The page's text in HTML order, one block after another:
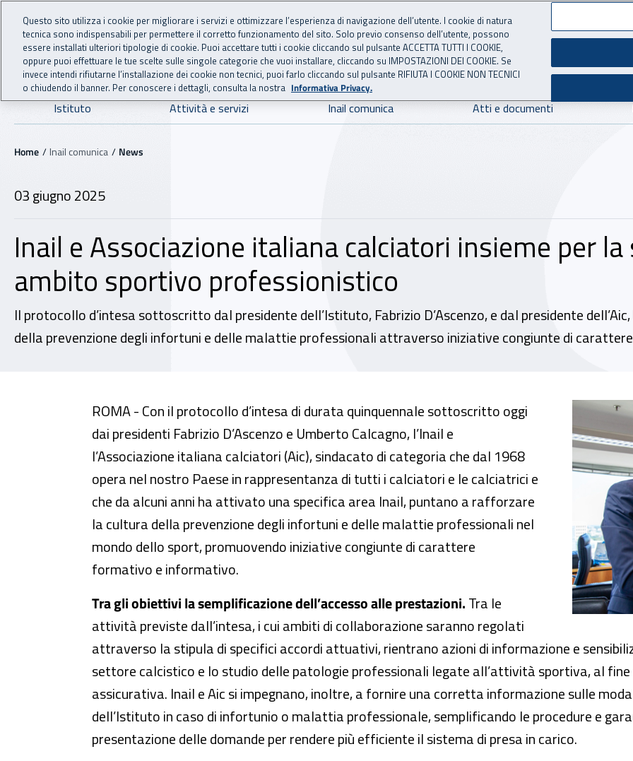
Vai al menu principale
Vai al contenuto principale
INAIL - Istituto Nazionale per l'Assicurazione
Navigazione principale
Istituto Attività e servizi Inail comunica Atti e documenti
Navigazione - Ti trovi in:
Home Inail comunica News
03 giugno 2025
Inail e Associazione italiana calciatori insieme per
ambito sportivo professionistico
Il protocollo d’intesa sottoscritto dal presidente dell’Istituto, Fabrizio D’Ascenzo, e dal presidente
della prevenzione degli infortuni e delle malattie professionali attraverso iniziative congiunte di
Inail e Associazione italiana calciatori insieme per la salute e la sicurezza
ROMA - Con il protocollo d’intesa di durata quinquennale sottoscritto oggi
dai presidenti Fabrizio D’Ascenzo e Umberto Calcagno, l’Inail e
l’Associazione italiana calciatori (Aic), sindacato di categoria che dal 1968
opera nel nostro Paese in rappresentanza di tutti i calciatori e le calciatrici e
che da alcuni anni ha attivato una specifica area Inail, puntano a rafforzare
la cultura della prevenzione degli infortuni e delle malattie professionali nel
mondo dello sport, promuovendo iniziative congiunte di carattere
formativo e informativo.
Tra gli obiettivi la semplificazione dell’accesso alle prestazioni.Tra le
attività previste dall’intesa, i cui ambiti di collaborazione saranno regolati
attraverso la stipula di specifici accordi attuativi, rientrano azioni di informazione e
settore calcistico e lo studio delle patologie professionali legate all’attività sportiva, al
assicurativa. Inail e Aic si impegnano, inoltre, a fornire una corretta informazione sulle
dell’Istituto in caso di infortunio o malattia professionale, semplificando le procedure e
presentazione delle domande per rendere più efficiente il sistema di presa in carico.
Questo sito utilizza i cookie per migliorare i servizi e ottimizzare l’esperienza di navigazione dell’utente. I cookie di natura
tecnica sono indispensabili per permettere il corretto funzionamento del sito. Solo previo consenso dell’utente, possono
essere installati ulteriori tipologie di cookie. Puoi accettare tutti i cookie cliccando sul pulsante ACCETTA TUTTI I COOKIE,
oppure puoi effettuare le tue scelte sulle singole categorie che vuoi installare, cliccando su IMPOSTAZIONI DEI COOKIE. Se
invece intendi rifiutarne l’installazione dei cookie non tecnici, puoi farlo cliccando sul pulsante RIFIUTA I COOKIE NON TECNICI
o chiudendo il banner. Per conoscere i dettagli, consulta la nostra Informativa Privacy.